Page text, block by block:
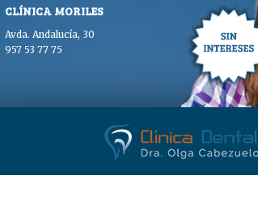
CLÍNICA MORILES
Avda. Andalucía, 30
957 53 77 75